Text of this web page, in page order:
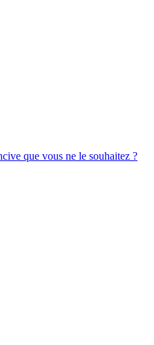
que vous ne le souhaitez ?